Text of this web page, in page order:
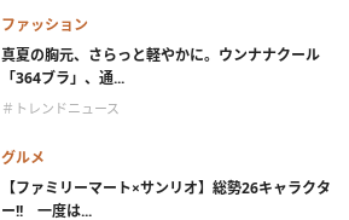
ファッション
真夏の胸元、さらっと軽やかに。ウンナナクール
「364ブラ」、通...
＃トレンドニュース
グルメ
【ファミリーマート×サンリオ】総勢26キャラクタ
ー!! 一度は...